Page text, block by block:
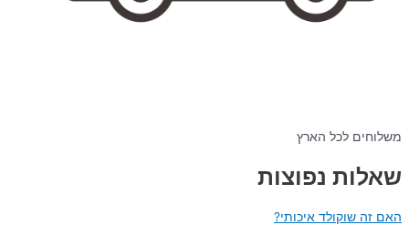
משלוחים לכל הארץ
שאלות נפוצות
האם זה שוקולד איכותי?